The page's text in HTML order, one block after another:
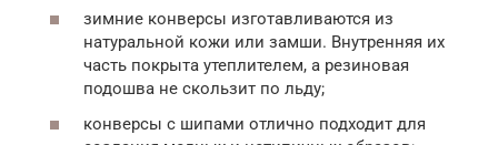
зимние конверсы изготавливаются из
натуральной кожи или замши. Внутренняя их
часть покрыта утеплителем, а резиновая
подошва не скользит по льду;
конверсы с шипами отлично подходит для